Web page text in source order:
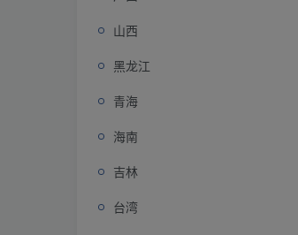
山西
黑龙江
青海
海南
吉林
台湾